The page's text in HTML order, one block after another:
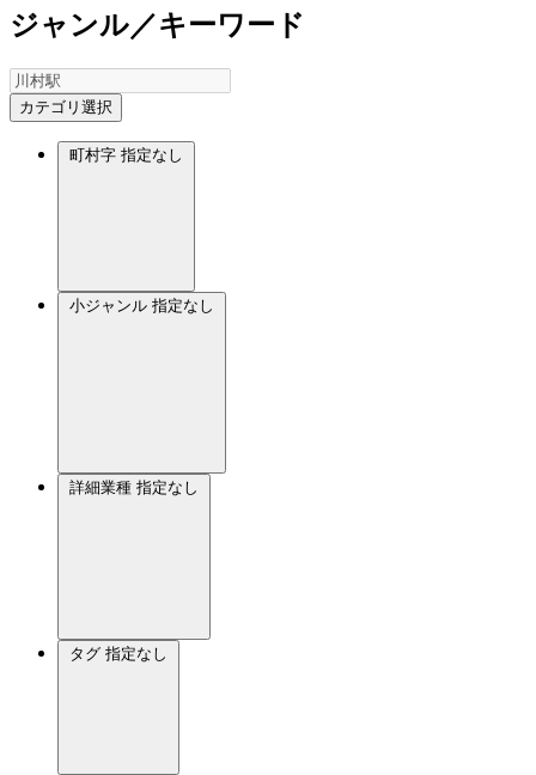
ジャンル／キーワード
カテゴリ選択
町村字 指定なし
小ジャンル 指定なし
詳細業種 指定なし
タグ 指定なし